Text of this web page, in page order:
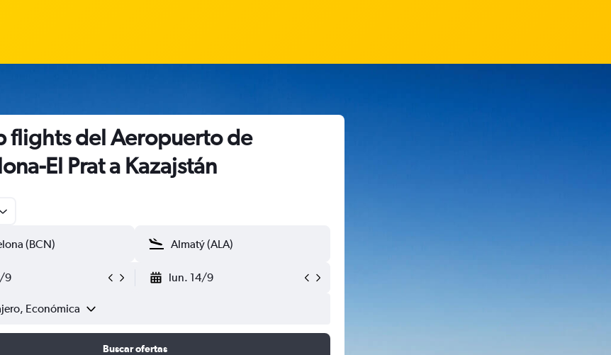
flights del Aeropuerto de
El Prat a Kazajstán
9 lun. 14/9
Económica
Buscar ofertas